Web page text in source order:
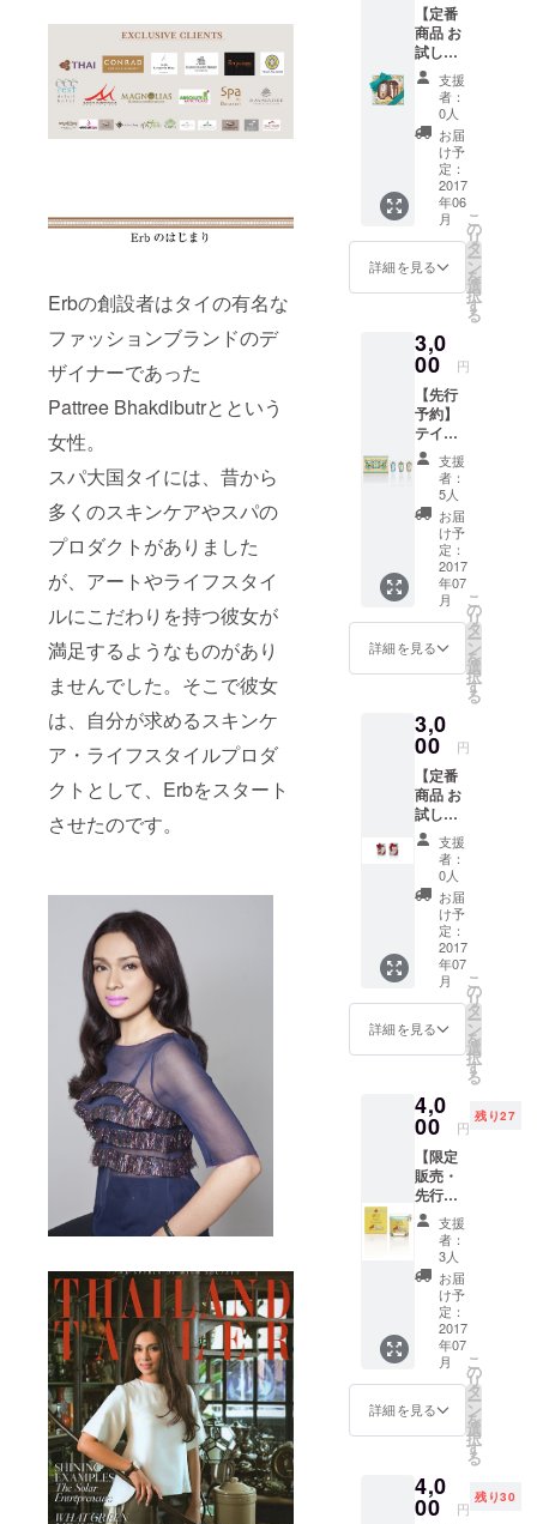
Erbの創設者はタイの有名な
ファッションブランドのデ
ザイナーであった
Pattree Bhakdibutrとという
女性。
スパ大国タイには、昔から
多くのスキンケアやスパの
プロダクトがありました
が、アートやライフスタイ
ルにこだわりを持つ彼女が
満足するようなものがあり
ませんでした。そこで彼女
は、自分が求めるスキンケ
ア・ライフスタイルプロダ
クトとして、Erbをスタート
させたのです。
【定番
商品 お
試し価
格】 ハ
ンドケ
アミニ
セット
(定価
3,240
支援
者：
0人
お届
け予
定：
2017
年06
月
詳細を見る
こ
の
リ
タ
ー
ン
を
選
択
す
る
3,0
00 円
【先行
予約】
テイル
ズオブ
ネイ
チャー
ハンド
クリー
ムセッ
3,888
支援
者：
5人
お届
け予
定：
2017
年07
月
詳細を見る
こ
の
リ
タ
ー
ン
を
選
択
す
る
3,0
00 円
【定番
商品 お
試し価
格】 旅
行など
にも最
適、定
番ボ
ディ
ウォッ
シュと
クリー
ムの
セット
(定価
3,888
ロジェ
クト終
了後に
どちら
か一つ
を選ん
で頂き
ます。
支援
者：
0人
お届
け予
定：
2017
年07
月
詳細を見る
こ
の
リ
タ
ー
ン
を
選
択
す
る
4,0
00 円
残り27
【限定
販売・
先行予
約】 マ
ムアン
キャン
ドル (定
5,184
支援
者：
3人
お届
け予
定：
2017
年07
月
詳細を見る
こ
の
リ
タ
ー
ン
を
選
択
す
る
4,0
00 円
残り30